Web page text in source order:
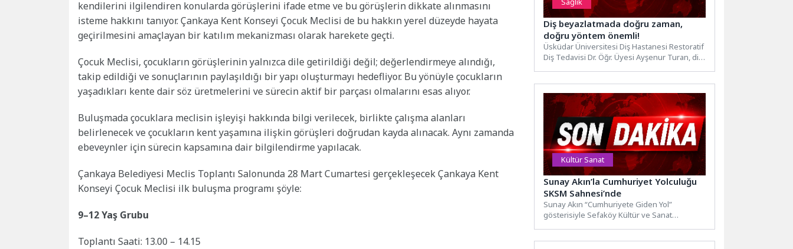
kendilerini ilgilendiren konularda görüşlerini ifade etme ve bu görüşlerin dikkate alınmasını
isteme hakkını tanıyor. Çankaya Kent Konseyi Çocuk Meclisi de bu hakkın yerel düzeyde hayata
geçirilmesini amaçlayan bir katılım mekanizması olarak harekete geçti.
Çocuk Meclisi, çocukların görüşlerinin yalnızca dile getirildiği değil; değerlendirmeye alındığı,
takip edildiği ve sonuçlarının paylaşıldığı bir yapı oluşturmayı hedefliyor. Bu yönüyle çocukların
yaşadıkları kente dair söz üretmelerini ve sürecin aktif bir parçası olmalarını esas alıyor.
Buluşmada çocuklara meclisin işleyişi hakkında bilgi verilecek, birlikte çalışma alanları
belirlenecek ve çocukların kent yaşamına ilişkin görüşleri doğrudan kayda alınacak. Aynı zamanda
ebeveynler için sürecin kapsamına dair bilgilendirme yapılacak.
Çankaya Belediyesi Meclis Toplantı Salonunda 28 Mart Cumartesi gerçekleşecek Çankaya Kent
Konseyi Çocuk Meclisi ilk buluşma programı şöyle:
9–12 Yaş Grubu
Toplantı Saati: 13.00 – 14.15
Diş beyazlatmada doğru zaman,
doğru yöntem önemli!
Üsküdar Üniversitesi Diş Hastanesi Restoratif
Diş Tedavisi Dr. Öğr. Üyesi Ayşenur Turan, diş
Kültür Sanat
Sunay Akın’la Cumhuriyet Yolculuğu
SKSM Sahnesi’nde
Sunay Akın “Cumhuriyete Giden Yol”
gösterisiyle Sefaköy Kültür ve Sanat